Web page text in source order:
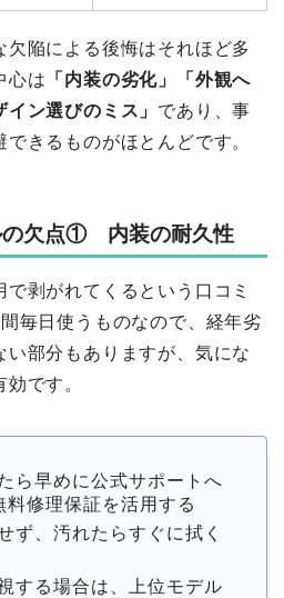
陥による後悔はそれほど多
心は 「内装の劣化」「外観へ
ン選びのミス」 であり、事
きるものがほとんどです。
の欠点① 内装の耐久性
剥がれてくるという口コミ
毎日使うものなので、経年劣
部分もありますが、気にな
です。
ら早めに公式サポートへ
修理保証を活用する
ず、汚れたらすぐに拭く
する場合は、上位モデル